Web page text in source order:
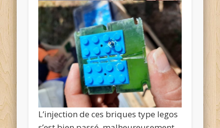
L’injection de ces briques type legos